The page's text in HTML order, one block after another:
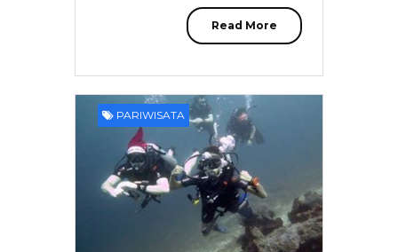
Read More
PARIWISATA